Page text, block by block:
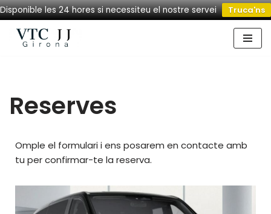
Disponible les 24 hores si necessiteu el nostre servei Truca'ns
Reserves
Omple el formulari i ens posarem en contacte amb
tu per confirmar-te la reserva.